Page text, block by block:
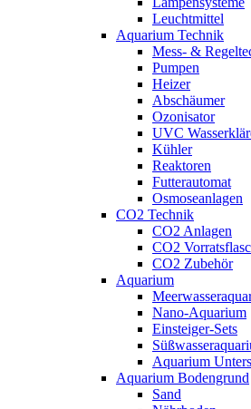
Leuchtmittel
Aquarium Technik
Mess- &
Pumpen
Heizer
Abschäumer
Ozonisator
UVC
Kühler
Reaktoren
Futterautomat
Osmoseanlagen
CO2 Technik
CO2 Anlagen
CO2
CO2 Zubehör
Aquarium
Nano-Aquarium
Einsteiger-Sets
Aquarium
Aquarium Bodengrund
Sand